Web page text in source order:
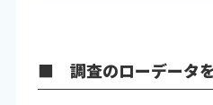
■ 調査のローデータ